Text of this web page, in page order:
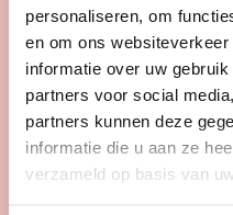
personaliseren, om
en om ons
informatie over uw
partners voor social
partners kunnen deze
informatie die u aan ze
verzameld op basis van
Persoonlijke
Stiens